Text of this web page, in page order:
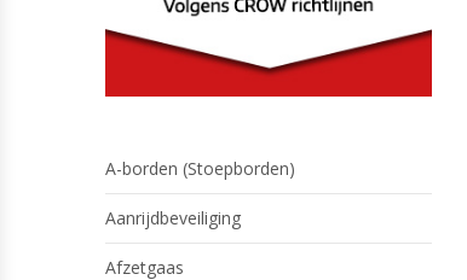
A-borden (Stoepborden)
Aanrijdbeveiliging
Afzetgaas